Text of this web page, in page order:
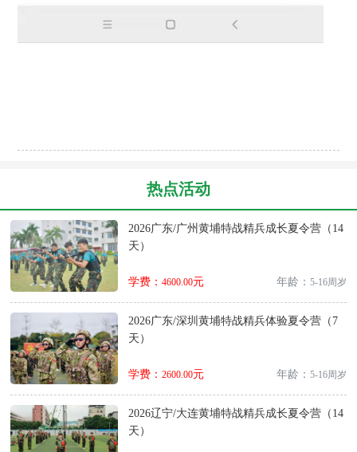
热点活动
2026广东/广州黄埔特战精兵成长夏令营（14
天）
学费： 4600.00元 年龄： 5-16周岁
2026广东/深圳黄埔特战精兵体验夏令营（7
天）
学费： 2600.00元 年龄： 5-16周岁
2026辽宁/大连黄埔特战精兵成长夏令营（14
天）